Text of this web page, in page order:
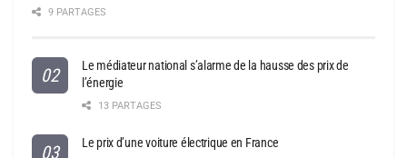
9 PARTAGES
Le médiateur national s’alarme de la hausse des prix de
l’énergie
13 PARTAGES
Le prix d’une voiture électrique en France